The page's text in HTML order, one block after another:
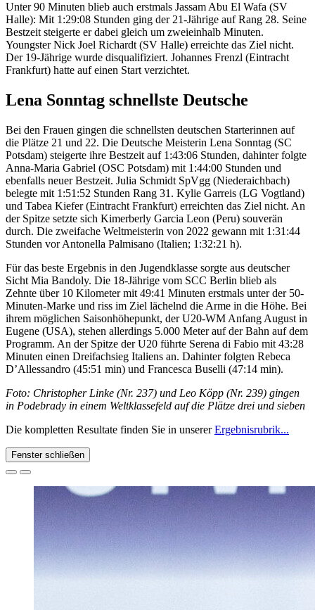
Unter 90 Minuten blieb auch erstmals Jassam Abu El Wafa (SV
Halle): Mit 1:29:08 Stunden ging der 21-Jährige auf Rang 28. Seine
Bestzeit steigerte er dabei gleich um zweieinhalb Minuten.
Youngster Nick Joel Richardt (SV Halle) erreichte das Ziel nicht.
Der 19-Jährige wurde disqualifiziert. Johannes Frenzl (Eintracht
Frankfurt) hatte auf einen Start verzichtet.
Lena Sonntag schnellste Deutsche
Bei den Frauen gingen die schnellsten deutschen Starterinnen auf
die Plätze 21 und 22. Die Deutsche Meisterin Lena Sonntag (SC
Potsdam) steigerte ihre Bestzeit auf 1:43:06 Stunden, dahinter folgte
Anna-Maria Gabriel (OSC Potsdam) mit 1:44:00 Stunden und
ebenfalls neuer Bestzeit. Julia Schmidt SpVgg (Niederaichbach)
belegte mit 1:51:52 Stunden Rang 31. Kylie Garreis (LG Vogtland)
und Tabea Kiefer (Eintracht Frankfurt) erreichten das Ziel nicht. An
der Spitze setzte sich Kimerberly Garcia Leon (Peru) souverän
durch. Die zweifache Weltmeisterin von 2022 gewann mit 1:31:44
Stunden vor Antonella Palmisano (Italien; 1:32:21 h).
Für das beste Ergebnis in den Jugendklasse sorgte aus deutscher
Sicht Mia Bandoly. Die 18-Jährige vom SCC Berlin blieb als
Zehnte über 10 Kilometer mit 49:41 Minuten erstmals unter der 50-
Minuten-Marke und riss im Ziel lächelnd die Arme in die Höhe. Bei
ihrem möglichen Saisonhöhepunkt, der U20-WM Anfang August in
Eugene (USA), stehen allerdings 5.000 Meter auf der Bahn auf dem
Programm. An der Spitze der U20 führte Serena di Fabio mit 43:28
Minuten einen Dreifachsieg Italiens an. Dahinter folgten Rebeca
D’Allessandro (45:51 min) und Francesca Buselli (47:14 min).
Foto: Christopher Linke (Nr. 237) und Leo Köpp (Nr. 239) gingen
in Podebrady in einem Weltklassefeld auf die Plätze drei und sieben
Die kompletten Resultate finden Sie in unsererErgebnisrubrik...
Fenster schließen